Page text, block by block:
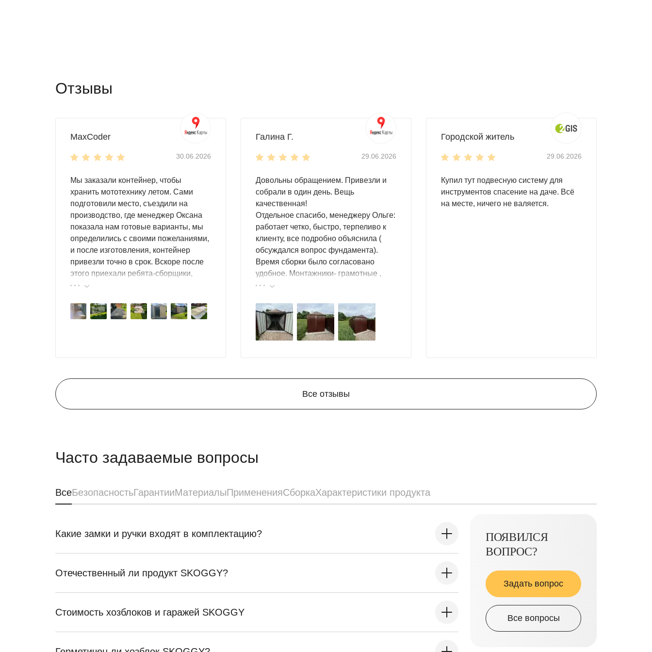
Отзывы
MaxCoder
30.06.2026
Мы заказали контейнер, чтобы
хранить мототехнику летом. Сами
подготовили место, съездили на
производство, где менеджер Оксана
показала нам готовые варианты, мы
определились с своими пожеланиями,
и после изготовления, контейнер
привезли точно в срок. Вскоре после
этого приехали ребята-сборщики,
быстро, за пару часов, всё собрали.
поэтому всем советуем эту фирму.
Галина Г.
29.06.2026
Довольны обращением. Привезли и
собрали в один день. Вещь
качественная!
Отдельное спасибо, менеджеру Ольге:
работает четко, быстро, терпеливо к
клиенту, все подробно объяснила (
обсуждался вопрос фундамента).
Время сборки было согласовано
удобное. Монтажники- грамотные ,
культурные ребята. Спасибо компании
большой выбор продукции, реальные
цены.
Городской житель
29.06.2026
Купил тут подвесную систему для
инструментов спасение на даче. Всё
на месте, ничего не валяется.
Все отзывы
Часто задаваемые вопросы
ВсеБезопасностьГарантииМатериалыПримененияСборкаХарактеристики продукта
Какие замки и ручки входят в комплектацию?
Отечественный ли продукт SKOGGY?
Стоимость хозблоков и гаражей SKOGGY
ПОЯВИЛСЯ
ВОПРОС?
Задать вопрос
Все вопросы